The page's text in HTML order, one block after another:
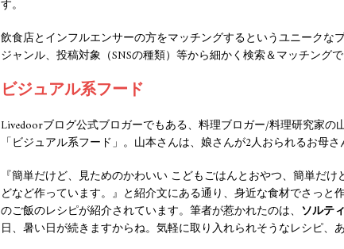
す。
飲食店とインフルエンサーの方をマッチングするというユニークな
ジャンル、投稿対象（SNSの種類）等から細かく検索＆マッチング
ビジュアル系フード
Livedoorブログ公式ブロガーでもある、料理ブロガー/料理研究家の
「ビジュアル系フード」。山本さんは、娘さんが2人おられるお母さ
『簡単だけど、見ためのかわいい こどもごはんとおやつ、簡単だ
どなど作っています。』と紹介文にある通り、身近な食材でさっと
のご飯のレシピが紹介されています。筆者が惹かれたのは、 ソルテ
日、暑い日が続きますからね。気軽に取り入れられそうなレシピ、